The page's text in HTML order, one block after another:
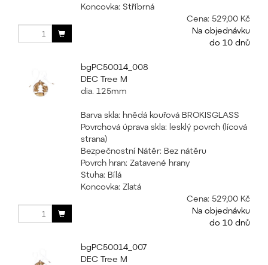
Koncovka: Stříbrná
Cena: 529,00 Kč
Na objednávku
do 10 dnů
bgPC50014_008
DEC Tree M
dia. 125mm
Barva skla: hnědá kouřová BROKISGLASS
Povrchová úprava skla: lesklý povrch (lícová
strana)
Bezpečnostní Nátěr: Bez nátěru
Povrch hran: Zatavené hrany
Stuha: Bílá
Koncovka: Zlatá
Cena: 529,00 Kč
Na objednávku
do 10 dnů
bgPC50014_007
DEC Tree M